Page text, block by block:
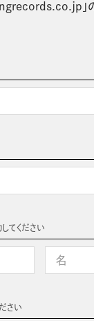
」
てください
さい